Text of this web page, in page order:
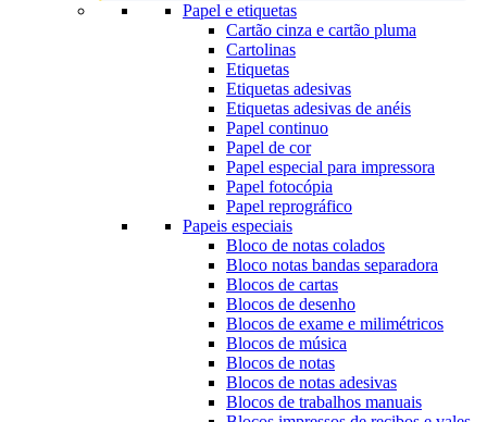
Papel e etiquetas
Cartão cinza e cartão pluma
Cartolinas
Etiquetas
Etiquetas adesivas
Etiquetas adesivas de anéis
Papel continuo
Papel de cor
Papel especial para impressora
Papel fotocópia
Papel reprográfico
Papeis especiais
Bloco de notas colados
Bloco notas bandas separadora
Blocos de cartas
Blocos de desenho
Blocos de exame e milimétricos
Blocos de música
Blocos de notas
Blocos de notas adesivas
Blocos de trabalhos manuais